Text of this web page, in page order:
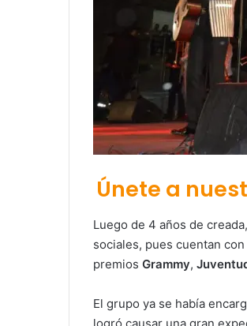
Únete a
Luego de 4 años de
sociales, pues cuentan con
premios Grammy,
El grupo ya se había